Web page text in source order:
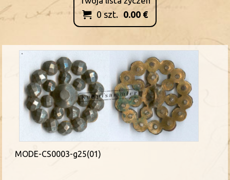
 0 szt. 0.00 €
MODE-CS0003-g25(01)